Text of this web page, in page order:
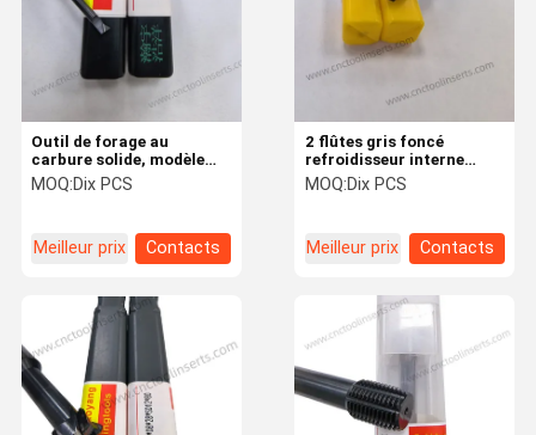
2 flûtes gris foncé
refroidisseur interne
Carbure solide Forages
profonds modèle
CVD enduit pour l'usinage
de l'aluminium
MOQ:Dix PCS
Meilleur prix Contacts
Outil de forage au
carbure solide, modèle
HYD2.7R0.15*18*SD5*70,
revêtement PVD, adapté à
MOQ:Dix PCS
Meilleur prix Contacts